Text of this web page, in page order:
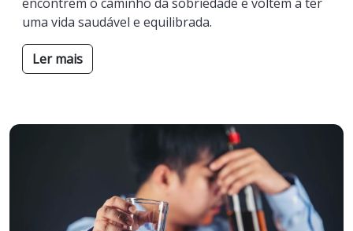
uma vida saudável e equilibrada.
Ler mais